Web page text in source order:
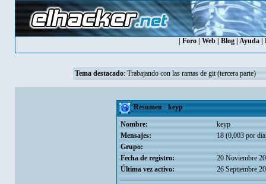
Foro Web Blog Ayuda
Tema destacado: Trabajando con las ramas de git (tercera parte)
Resumen - keyp
Nombre:
keyp
Mensajes:
18 (0,003 por
Grupo:
Fecha de registro:
20 Noviembre
Última vez activo:
26 Septiembre